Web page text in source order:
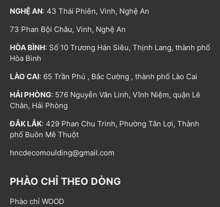
NGHỆ AN: 43 Thái Phiên, Vinh, Nghệ An
73 Phan Bội Châu, Vinh, Nghệ An
HÒA BÌNH: Số 10 Trương Hán Siêu, Thịnh Lang, thành phố
Hòa Bình
LÀO CAI: 65 Trần Phú , Bắc Cường , thành phố Lào Cai
HẢI PHÒNG: 576 Nguyễn Văn Linh, Vĩnh Niệm, quận Lê
Chân, Hải Phòng
ĐẮK LẮK: 429 Phan Chu Trinh, Phường Tân Lợi, Thành
phố Buôn Mê Thuột
hncdecomoulding@gmail.com
PHÀO CHỈ THEO DÒNG
Phào chỉ WOOD